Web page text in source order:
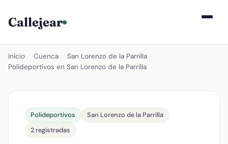
Callejear
Inicio Cuenca San Lorenzo de la Parrilla
Polideportivos en San Lorenzo de la Parrilla
Polideportivos
San Lorenzo de la Parrilla
2 registradas